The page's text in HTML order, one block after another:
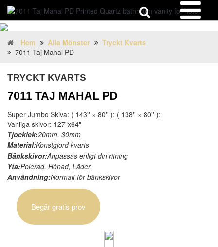
Hem Alla Mönster
Tryckt Kvarts
7011 Taj Mahal PD
TRYCKT KVARTS
7011 TAJ MAHAL PD
Super Jumbo Skiva: ( 143'' × 80'' ); ( 138'' × 80'' );
Vanliga skivor: 127"x64"
Tjocklek:20mm, 30mm
Material:Konstgjord kvarts
Bänkskivor:Anpassas enligt din ritning
Yta:Polerad, Hónad, Läder.
Användning:Normalt för bänkskivor
Begär gratis prov